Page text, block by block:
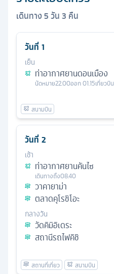
เดินทาง5วัน3 คืน
วันที่ 1
เย็น
ท่าอากาศยานดอนเมือง
นัดหมาย22.00ออก01.15เที่ยวบิน
วันที่ 2
เช้า
ท่าอากาศยานคันไซ
เดินทางถึง08.40
วาคายาม่า
ตลาดคุโรชิโอะ
กลางวัน
วัดคิมิอิเดระ
สถานีรถไฟคิชิ